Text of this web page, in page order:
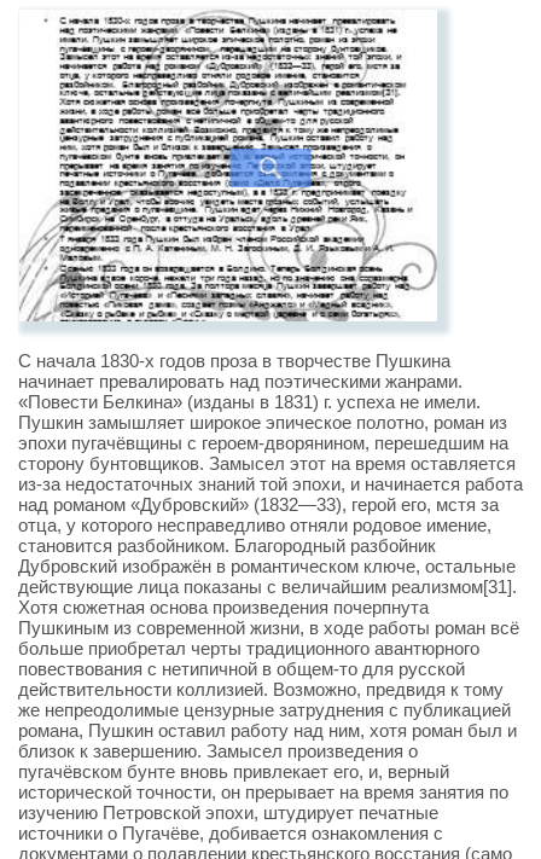
С начала 1830-х годов проза в творчестве Пушкина
начинает превалировать над поэтическими жанрами.
«Повести Белкина» (изданы в 1831) г. успеха не имели.
Пушкин замышляет широкое эпическое полотно, роман из
эпохи пугачёвщины с героем-дворянином, перешедшим на
сторону бунтовщиков. Замысел этот на время оставляется
из-за недостаточных знаний той эпохи, и начинается работа
над романом «Дубровский» (1832—33), герой его, мстя за
отца, у которого несправедливо отняли родовое имение,
становится разбойником. Благородный разбойник
Дубровский изображён в романтическом ключе, остальные
действующие лица показаны с величайшим реализмом[31].
Хотя сюжетная основа произведения почерпнута
Пушкиным из современной жизни, в ходе работы роман всё
больше приобретал черты традиционного авантюрного
повествования с нетипичной в общем-то для русской
действительности коллизией. Возможно, предвидя к тому
же непреодолимые цензурные затруднения с публикацией
романа, Пушкин оставил работу над ним, хотя роман был и
близок к завершению. Замысел произведения о
пугачёвском бунте вновь привлекает его, и, верный
исторической точности, он прерывает на время занятия по
изучению Петровской эпохи, штудирует печатные
источники о Пугачёве, добивается ознакомления с
документами о подавлении крестьянского восстания (само